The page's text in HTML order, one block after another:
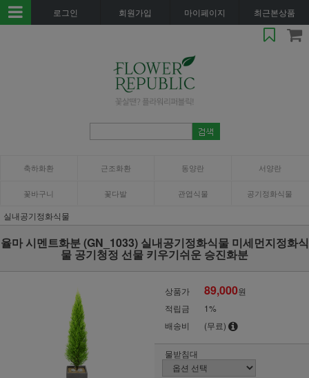
로그인 회원가입 마이페이지 최근본상품
축하화환 근조화환 동양란 서양란
꽃바구니 꽃다발 관엽식물 공기정화식물
실내공기정화식물
율마 시멘트화분 (GN_1033) 실내공기정화식물 미세먼지정화식
물 공기청정 선물 키우기쉬운 승진화분
상품가 89,000원
적립금
1%
배송비
(무료)
물받침대